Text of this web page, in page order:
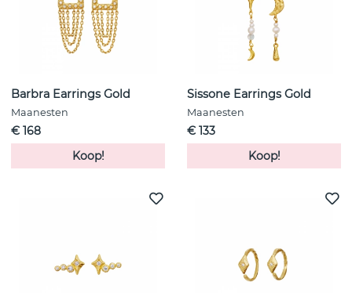
Barbra Earrings Gold
Maanesten
€ 168
Koop!
Sissone Earrings Gold
Maanesten
€ 133
Koop!